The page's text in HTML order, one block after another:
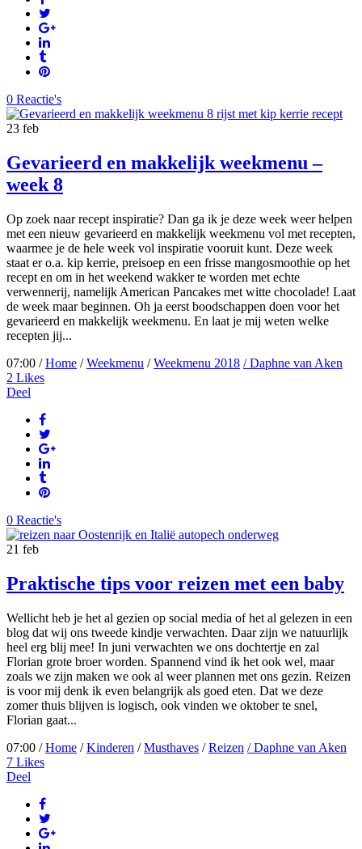
0 Reactie's
23 feb
Gevarieerd en makkelijk weekmenu –
week 8
Op zoek naar recept inspiratie? Dan ga ik je deze week weer helpen
met een nieuw gevarieerd en makkelijk weekmenu vol met recepten,
waarmee je de hele week vol inspiratie vooruit kunt. Deze week
staat er o.a. kip kerrie, preisoep en een frisse mangosmoothie op het
recept en om in het weekend wakker te worden met echte
verwennerij, namelijk American Pancakes met witte chocolade! Laat
de week maar beginnen. Oh ja eerst boodschappen doen voor het
gevarieerd en makkelijk weekmenu. En laat je mij weten welke
recepten jij...
07:00 /Home /Weekmenu /Weekmenu 2018 / Daphne van Aken
2 Likes
Deel
0 Reactie's
21 feb
Praktische tips voor reizen met een baby
Wellicht heb je het al gezien op social media of het al gelezen in een
blog dat wij ons tweede kindje verwachten. Daar zijn we natuurlijk
heel erg blij mee! In juni verwachten we ons dochtertje en zal
Florian grote broer worden. Spannend vind ik het ook wel, maar
zoals we zijn maken we ook al weer plannen met ons gezin. Reizen
is voor mij denk ik even belangrijk als goed eten. Dat we deze
zomer thuis blijven is logisch, ook vinden we oktober te snel,
Florian gaat...
07:00 /Home /Kinderen /Musthaves /Reizen / Daphne van Aken
7 Likes
Deel